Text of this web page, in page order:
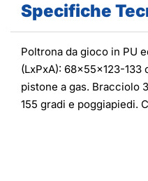
Specifiche
Poltrona da gioco in PU
(LxPxA): 68x55x123-
pistone a gas. Bracciolo
155 gradi e poggiapiedi.